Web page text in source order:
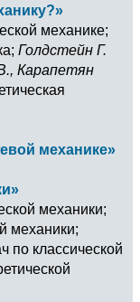
механике;
Голдстейн Г.
Карапетян
механике»
механики;
механики;
по классической